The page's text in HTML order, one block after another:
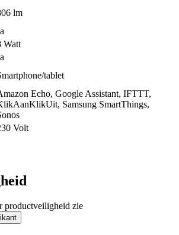
lm
Watt
tablet
Echo, Google Assistant, IFTTT,
, Samsung SmartThings,
Volt
productveiligheid zie